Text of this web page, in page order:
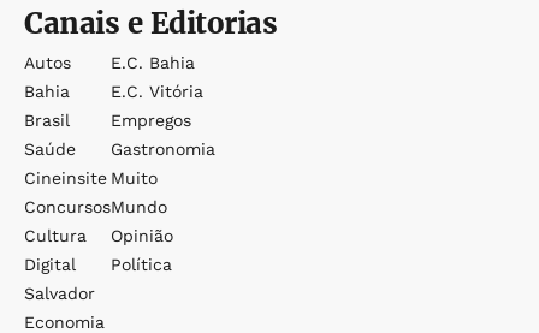
Canais e Editorias
Autos
Bahia
Brasil
Saúde
Cineinsite
Concursos
Cultura
Digital
Salvador
Economia
E.c. Bahia
E.c. Vitória
Empregos
Gastronomia
Muito
Mundo
Opinião
Política